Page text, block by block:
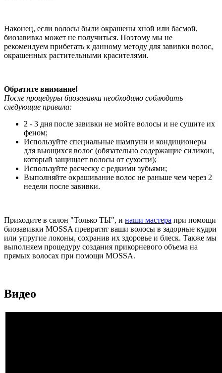
Наконец, если волосы были окрашены хной или басмой,
биозавивка может не получиться. Поэтому мы не
рекомендуем прибегать к данному методу для завивки волос,
окрашенных растительными красителями.
Обратите внимание!
После процедуры биозавивки необходимо соблюдать
следующие правила:
2 - 3 дня после завивки не мойте волосы и не сушите их
феном;
Используйте специальные шампуни и кондиционеры
для вьющихся волос (обязательно содержащие силикон,
который защищает волосы от сухости);
Используйте расческу с редкими зубьями;
Выполняйте окрашивание волос не раньше чем через 2
недели после завивки.
Приходите в салон "Только ТЫ", и наши мастера при помощи
биозавивки MOSSA превратят ваши волосы в задорные кудри
или упругие локоны, сохранив их здоровье и блеск. Также мы
выполняем процедуру создания прикорневого объема на
прямых волосах при помощи MOSSA.
Видео